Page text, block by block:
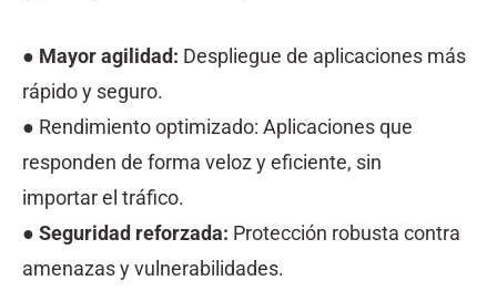
● Mayor agilidad: Despliegue de aplicaciones más
rápido y seguro.
● Rendimiento optimizado: Aplicaciones que
responden de forma veloz y eficiente, sin
importar el tráfico.
● Seguridad reforzada: Protección robusta contra
amenazas y vulnerabilidades.